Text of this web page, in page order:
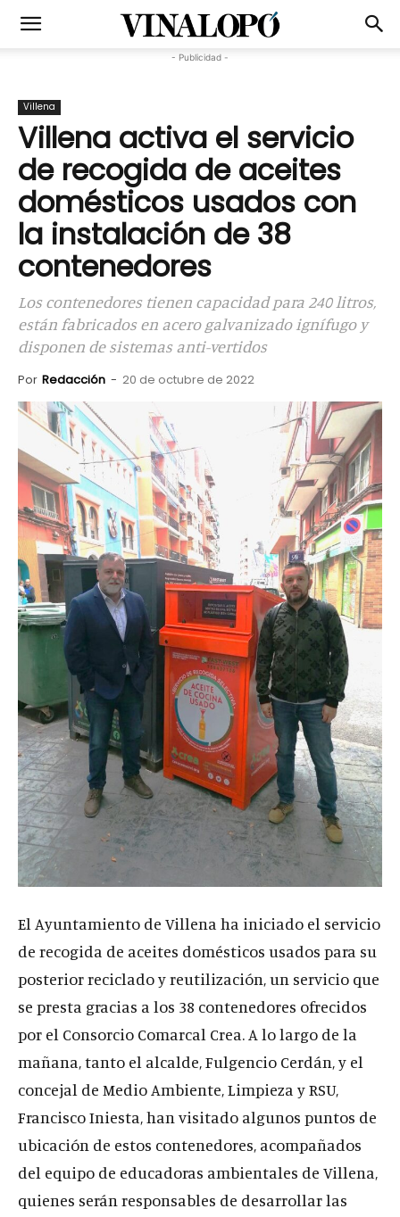
- Publicidad -
Villena
Villena activa el servicio
de recogida de aceites
domésticos usados con
la instalación de 38
contenedores
Los contenedores tienen capacidad para 240 litros,
están fabricados en acero galvanizado ignífugo y
disponen de sistemas anti-vertidos
Por Redacción - 20 de octubre de 2022
El Ayuntamiento de Villena ha iniciado el servicio
de recogida de aceites domésticos usados para su
posterior reciclado y reutilización, un servicio que
se presta gracias a los 38 contenedores ofrecidos
por el Consorcio Comarcal Crea. A lo largo de la
mañana, tanto el alcalde, Fulgencio Cerdán, y el
concejal de Medio Ambiente, Limpieza y RSU,
Francisco Iniesta, han visitado algunos puntos de
ubicación de estos contenedores, acompañados
del equipo de educadoras ambientales de Villena,
quienes serán responsables de desarrollar las